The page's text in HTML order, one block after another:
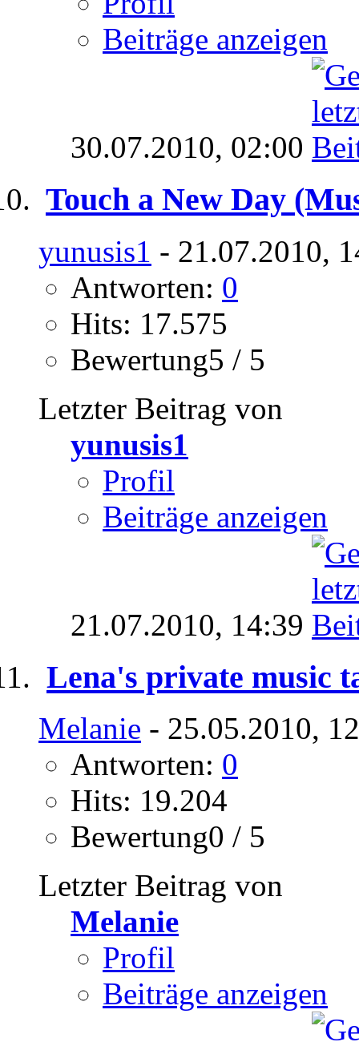
Beiträge anzeigen
30.07.2010, 02:00
Touch a New Day
yunusis1 - 21.07.2010,
Antworten: 0
Hits: 17.575
Bewertung5 / 5
Letzter Beitrag von
yunusis1
Profil
Beiträge anzeigen
21.07.2010, 14:39
Lena's private music
Melanie - 25.05.2010,
Antworten: 0
Hits: 19.204
Bewertung0 / 5
Letzter Beitrag von
Melanie
Profil
Beiträge anzeigen